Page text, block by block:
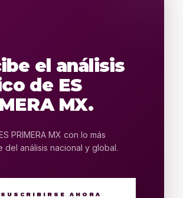
el análisis
de ES
MX.
PRIMERA MX con lo más
del análisis nacional y global.
SUSCRIBIRSE AHORA